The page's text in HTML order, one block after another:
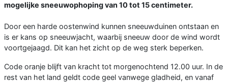
mogelijke sneeuwophoping van 10 tot 15 centimeter.
Door een harde oostenwind kunnen sneeuwduinen ontstaan en
is er kans op sneeuwjacht, waarbij sneeuw door de wind wordt
voortgejaagd. Dit kan het zicht op de weg sterk beperken.
Code oranje blijft van kracht tot morgenochtend 12.00 uur. In de
rest van het land geldt code geel vanwege gladheid, en vanaf